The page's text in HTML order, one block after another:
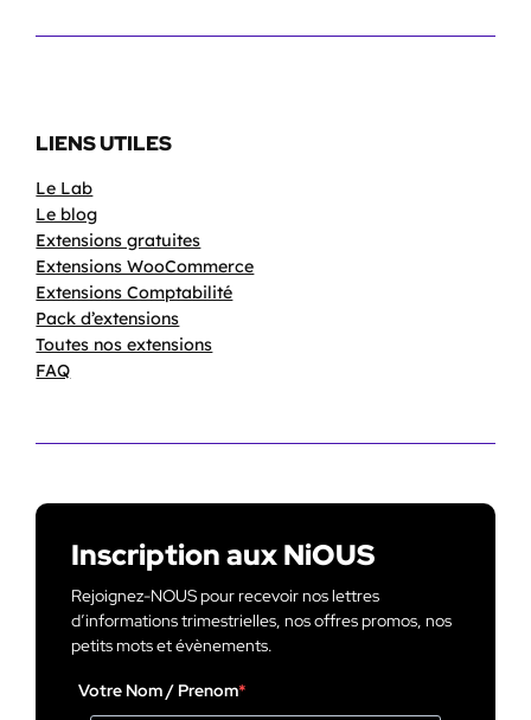
LIENS UTILES
Le Lab
Le blog
Extensions gratuites
Extensions WooCommerce
Extensions Comptabilité
Pack d’extensions
Toutes nos extensions
FAQ
Inscription aux NiOUS
Rejoignez-NOUS pour recevoir nos lettres
d’informations trimestrielles, nos offres promos, nos
petits mots et évènements.
Votre Nom / Prenom